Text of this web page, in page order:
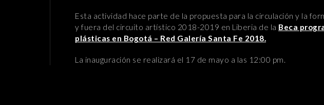
Esta actividad hace parte de la propuesta para la circulación y la
y fuera del circuito artístico 2018-2019 en Liberia de la Beca
plásticas en Bogotá – Red Galería Santa Fe 2018.
La inauguración se realizará el 17 de mayo a las 12:00 pm.